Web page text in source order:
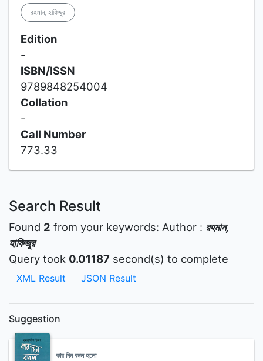
রহমান, হাফিজুর
Edition
-
ISBN/ISSN
9789848254004
Collation
-
Call Number
773.33
Search Result
Found 2 from your keywords: Author : রহমান,
হাফিজুর
Query took 0.01187 second(s) to complete
XML Result JSON Result
Suggestion
কার দিন বদল হলো